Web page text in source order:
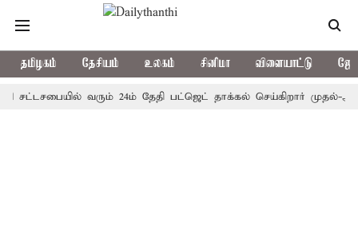
தமிழகம் தேசியம் உலகம் சினிமா விளையாட்டு
வரும் 24ம் தேதி பட்ஜெட் தாக்கல் செய்கிறார் முதல்-அமைச்சர்